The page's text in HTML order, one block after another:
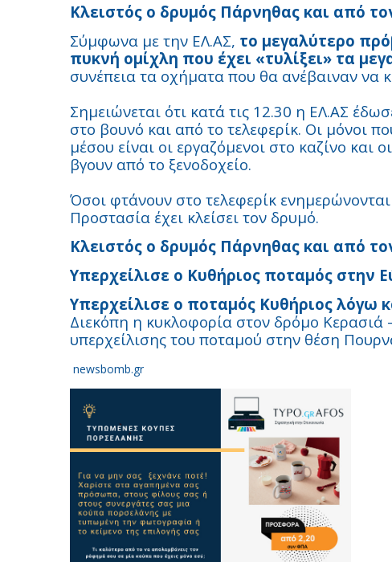
Κλειστός ο δρυμός Πάρνηθας και από
Σύμφωνα με την ΕΛ.ΑΣ, το μεγαλύτερο
πυκνή ομίχλη που έχει «τυλίξει» τα
συνέπεια τα οχήματα που θα ανέβαιναν να
Σημειώνεται ότι κατά τις 12.30 η ΕΛ.ΑΣ
στο βουνό και από το τελεφερίκ. Οι μόνοι
μέσου είναι οι εργαζόμενοι στο καζίνο και
βγουν από το ξενοδοχείο.
Όσοι φτάνουν στο τελεφερίκ
Προστασία έχει κλείσει τον δρυμό.
Κλειστός ο δρυμός Πάρνηθας και από
Υπερχείλισε ο Κυθήριος ποταμός στην
Υπερχείλισε ο ποταμός Κυθήριος λόγω
Διεκόπη η κυκλοφορία στον δρόμο
υπερχείλισης του ποταμού στην θέση
newsbomb.gr